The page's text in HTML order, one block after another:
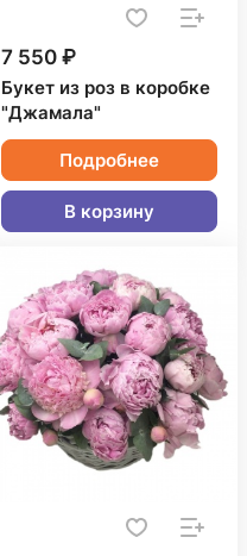
7 550 ₽
Букет из роз в коробке
"Джамала"
Подробнее
В корзину